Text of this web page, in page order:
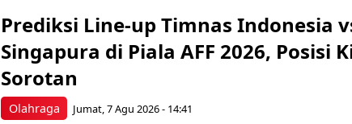
Olahraga
Prediksi Line-up Timnas Indonesia
Singapura di Piala AFF 2026, Posisi
Sorotan
Jumat, 7 Agu 2026 - 14:41